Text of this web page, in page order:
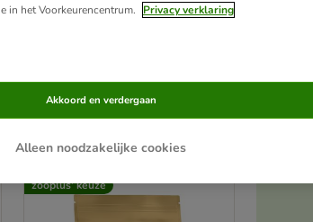
vereist speciale zorg. Ondanks hun glamoureuze
vacht moet dagelijks worden geborsteld en hun voeding
gevoelig voor gebitsproblemen, terwijl hun kieskeurige
zooplus’ keuze
in het Voorkeurencentrum.
Privacy verklaring
Alleen noodzakelijke cookies
Akkoord en verdergaan